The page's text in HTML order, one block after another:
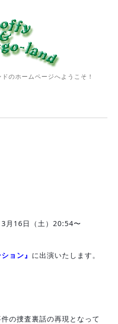
のホームページへようこそ！
月16日（土）20:54〜
ョン』 に出演いたします。
の捜査裏話の再現となって